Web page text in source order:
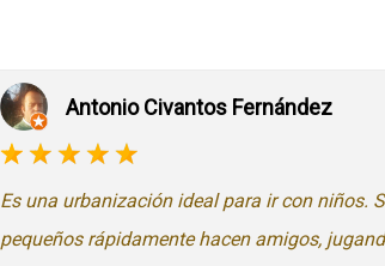
Antonio Civantos Fernández
Es una urbanización ideal para ir con niños.
pequeños rápidamente hacen amigos,